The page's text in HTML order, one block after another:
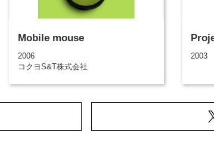
Mobile mouse
2006
コクヨS&T株式会社
2003